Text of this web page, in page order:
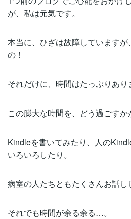
が、私は元気です。
本当に、ひざは故障しています
の！
それだけに、時間はたっぷりあり
この膨大な時間を、どう過ごすか
Kindleを書いてみたり、人の
いろいろしたり。
病室の人たちともたくさんお話し
それでも時間が余る余る…。